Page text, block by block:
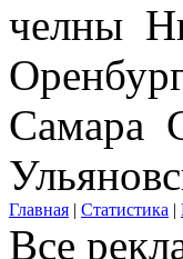
челны
Самара
Главная | Статистика |
Все